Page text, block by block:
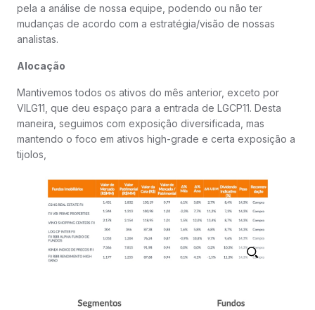
pela a análise de nossa equipe, podendo ou não ter
mudanças de acordo com a estratégia/visão de nossas
analistas.
Alocação
Mantivemos todos os ativos do mês anterior, exceto por
VILG11, que deu espaço para a entrada de LGCP11. Desta
maneira, seguimos com exposição diversificada, mas
mantendo o foco em ativos high-grade e certa exposição a
tijolos,